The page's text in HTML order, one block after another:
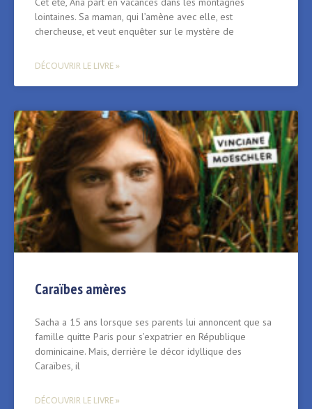
lointaines. Sa maman, qui l’amène avec elle, est
chercheuse, et veut enquêter sur le mystère de
DÉCOUVRIR LE LIVRE »
Caraïbes amères
Sacha a 15 ans lorsque ses parents lui annoncent que sa
famille quitte Paris pour s’expatrier en République
dominicaine. Mais, derrière le décor idyllique des
Caraïbes, il
DÉCOUVRIR LE LIVRE »